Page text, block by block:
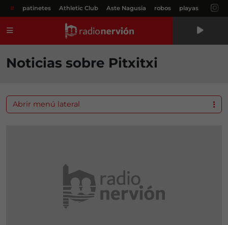
# patinetes Athletic Club Aste Nagusia robos playas
Noticias sobre Pitxitxi
Abrir menú lateral